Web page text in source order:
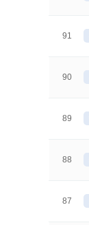
91
90
89
88
87